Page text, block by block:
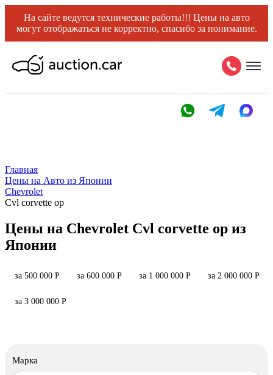
На сайте ведутся технические работы!!! Цены на авто
могут отображаться не корректно, спасибо за понимание.
Главная
Цены на Авто из Японии
Chevrolet
Cvl corvette op
Цены на Chevrolet Cvl corvette op из
Японии
за 500 000 Р за 600 000 Р за 1 000 000 Р за 2 000 000 Р
за 3 000 000 Р
Марка